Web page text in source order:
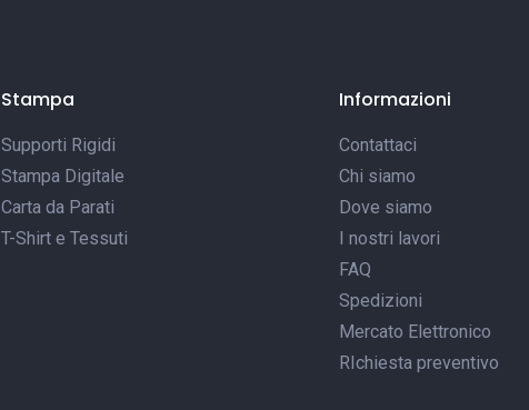
Stampa
Supporti Rigidi
Stampa Digitale
Carta da Parati
T-Shirt e Tessuti
Informazioni
Contattaci
Chi siamo
Dove siamo
I nostri lavori
FAQ
Spedizioni
Mercato Elettronico
RIchiesta preventivo